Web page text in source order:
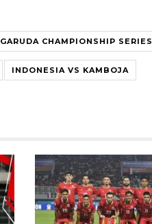
GARUDA CHAMPIONSHIP SERIES
INDONESIA VS KAMBOJA